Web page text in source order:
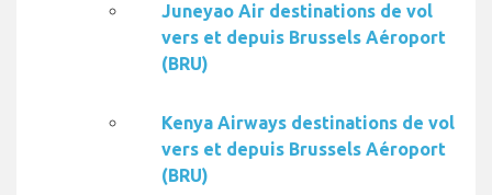
Juneyao Air destinations de vol
vers et depuis Brussels Aéroport
(BRU)
Kenya Airways destinations de vol
vers et depuis Brussels Aéroport
(BRU)